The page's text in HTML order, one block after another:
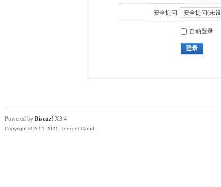
安全提问:
自动登录
登录
Powered by Discuz! X3.4
Copyright © 2001-2021, Tencent Cloud.